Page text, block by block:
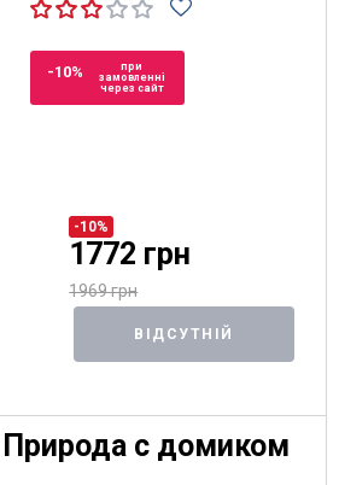
-10%
при
замовленні
через сайт
-10%
1772 грн
1969 грн
ВІДСУТНІЙ
Природа с домиком